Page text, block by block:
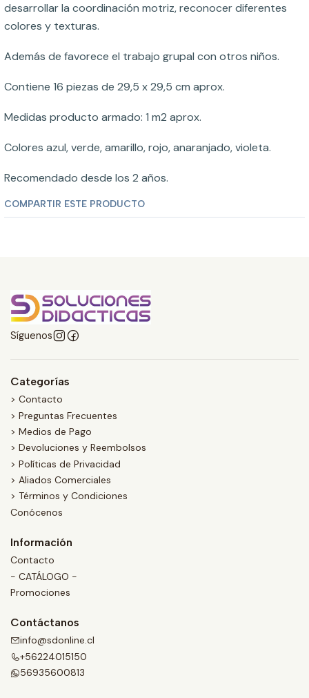
desarrollar la coordinación motriz, reconocer diferentes
colores y texturas.
Además de favorece el trabajo grupal con otros niños.
Contiene 16 piezas de 29,5 x 29,5 cm aprox.
Medidas producto armado: 1 m2 aprox.
Colores azul, verde, amarillo, rojo, anaranjado, violeta.
Recomendado desde los 2 años.
COMPARTIR ESTE PRODUCTO
Síguenos
Categorías
> Contacto
> Preguntas Frecuentes
> Medios de Pago
> Devoluciones y Reembolsos
> Políticas de Privacidad
> Aliados Comerciales
> Términos y Condiciones
Conócenos
Información
Contacto
- CATÁLOGO -
Promociones
Contáctanos
info@sdonline.cl
+56224015150
56935600813